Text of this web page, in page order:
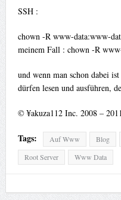
SSH :
chown -R www-data:www-
meinem Fall : chown -R
und wenn man schon dabei
dürfen lesen und ausführen,
© ¥akuza112 Inc. 2008 –
Tags: Auf Www Blog
Root Server
Www Data